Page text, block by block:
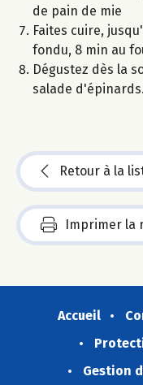
de pain de mie
Faites cuire,
fondu, 8 min au
Dégustez dès la
salade d'épinards.
Retour à la
Imprimer la
Accueil
Gestion